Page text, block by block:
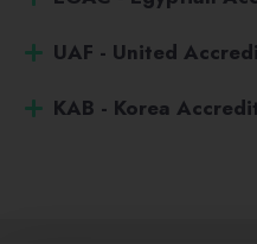
UAF - United
KAB - Korea